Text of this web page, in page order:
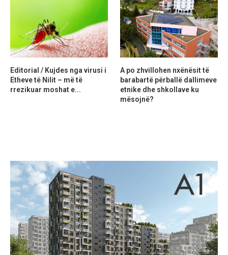
Editorial / Kujdes nga virusi i
Etheve të Nilit – më të
rrezikuar moshat e...
A po zhvillohen nxënësit të
barabartë përballë dallimeve
etnike dhe shkollave ku
mësojnë?